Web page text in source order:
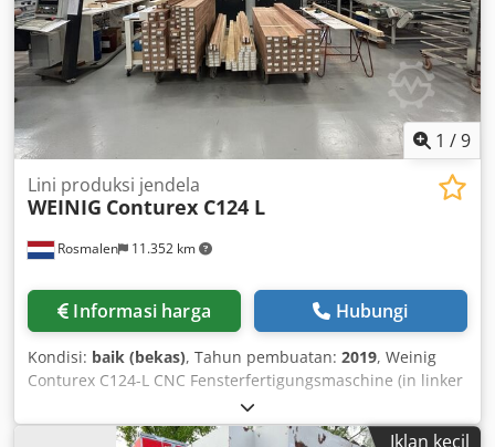
1 /9
Rosmalen 11.352 km
Lini produksi jendela
WEINIG Conturex C124 L
Informasi harga Hubungi
Kondisi: baik (bekas), Tahun pembuatan: 2019, Weinig
Conturex C124-L CNC Fensterfertigungsmaschine (in linker
Einlauf-Ausführung) Ebenfalls verfügbar: C124 R (Rechts-
Einlauf), Baujahr 2010 Beschreibung: Baujahr: 2019
Iklan kecil